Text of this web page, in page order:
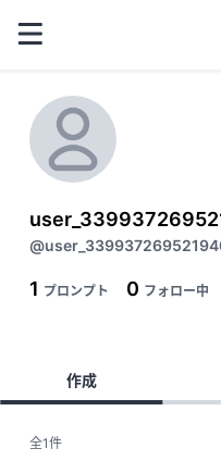
1 プロンプト 0 フォロー中
作成
全1件